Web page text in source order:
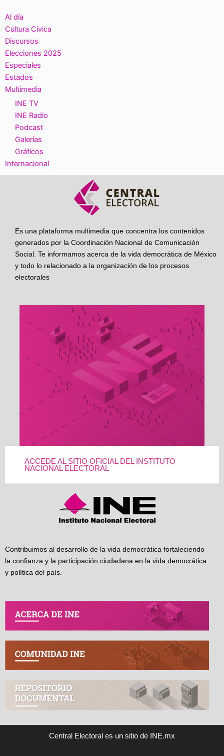
Al día
Cultura Cívica
Discursos
Elecciones 2025
Especiales
Estados
Multimedia
INE TV
INE Radio
Podcast
Galerías
Gráficos
Internacional
Es una plataforma multimedia que concentra los contenidos
generados por la Coordinación Nacional de Comunicación
Social. Te informamos acerca de la vida democrática de México
y todo lo relacionado a la organización de los procesos
electorales
ACCEDE AL SITIO OFICIAL DEL INSTITUTO
NACIONAL ELECTORAL
Contribuimos al desarrollo de la vida democrática fortaleciendo
la confianza y la participación ciudadana en la vida democrática
y política del país.
Central Electoral es un sitio de INE.mx